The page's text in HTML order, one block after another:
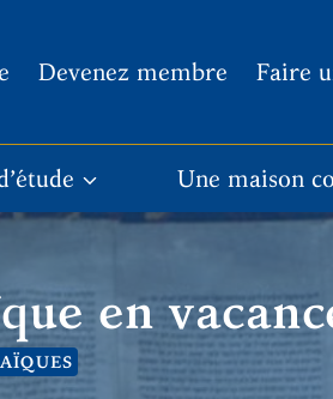
Devenez membre Faire
Une maison
en